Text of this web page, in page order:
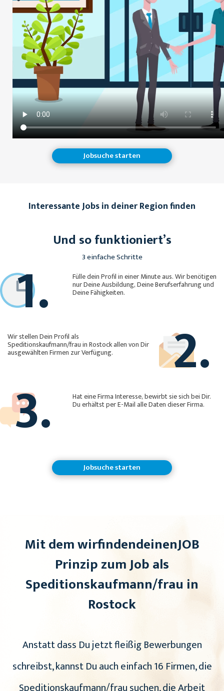
Jobsuche starten
Interessante Jobs in deiner Region finden
Und so funktioniert’s
3 einfache Schritte
1. Fülle dein Profil in einer Minute aus. Wir benötigen
nur Deine Ausbildung, Deine Berufserfahrung und
Deine Fähigkeiten.
2.
Wir stellen Dein Profil als
Speditionskaufmann/frau in Rostock allen von Dir
ausgewählten Firmen zur Verfügung.
3. Hat eine Firma Interesse, bewirbt sie sich bei Dir.
Du erhältst per E-Mail alle Daten dieser Firma.
Jobsuche starten
Mit dem wirfindendeinenJOB
Prinzip zum Job als
Speditionskaufmann/frau in
Rostock
Anstatt dass Du jetzt fleißig Bewerbungen
schreibst, kannst Du auch einfach 16 Firmen, die